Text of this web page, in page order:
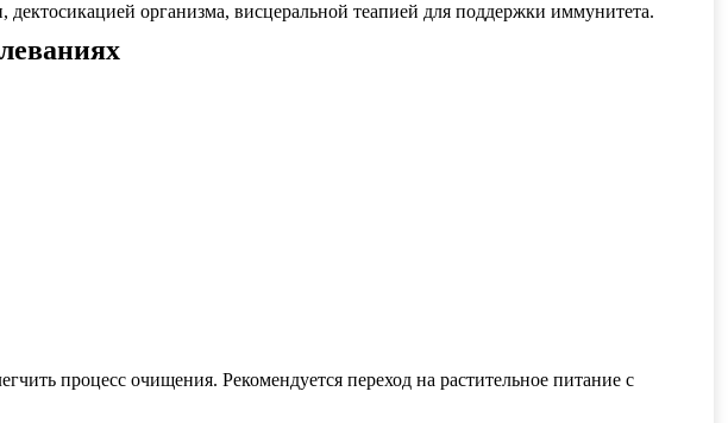
организма, висцеральной теапией для поддержки иммунитета.
процесс очищения. Рекомендуется переход на растительное питание с